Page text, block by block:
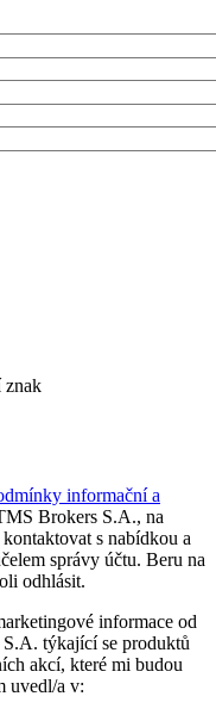
znak
informační a
Brokers S.A., na
s nabídkou a
správy účtu. Beru na
odhlásit.
informace od
týkající se produktů
akcí, které mi budou
uvedl/a v: